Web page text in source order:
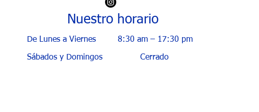
Nuestro horario
De Lunes a Viernes
Sábados y Domingos
8:30 am – 17:30 pm
Cerrado